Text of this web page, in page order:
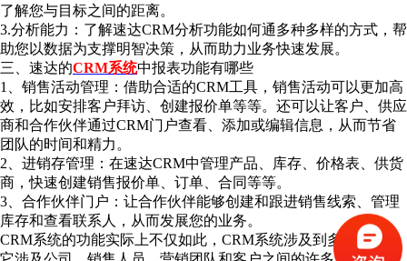
了解您与目标之间的距离。
3.分析能力：了解速达CRM分析功能如何通多种多样的方式，帮
助您以数据为支撑明智决策，从而助力业务快速发展。
三、速达的CRM系统中报表功能有哪些
1、销售活动管理：借助合适的CRM工具，销售活动可以更加高
效，比如安排客户拜访、创建报价单等等。还可以让客户、供应
商和合作伙伴通过CRM门户查看、添加或编辑信息，从而节省
团队的时间和精力。
2、进销存管理：在速达CRM中管理产品、库存、价格表、供货
商，快速创建销售报价单、订单、合同等等。
3、合作伙伴门户：让合作伙伴能够创建和跟进销售线索、管理
库存和查看联系人，从而发展您的业务。
CRM系统的功能实际上不仅如此，CRM系统涉及到多种功能。